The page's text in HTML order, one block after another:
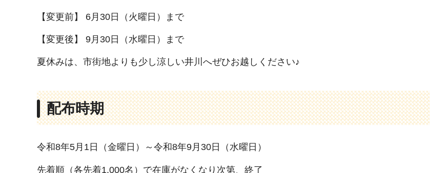
【変更前】 6月30日（火曜日）まで
【変更後】 9月30日（水曜日）まで
夏休みは、市街地よりも少し涼しい井川へぜひお越しください♪
配布時期
令和8年5月1日（金曜日）～令和8年9月30日（水曜日）
先着順（各先着1,000名）で在庫がなくなり次第、終了